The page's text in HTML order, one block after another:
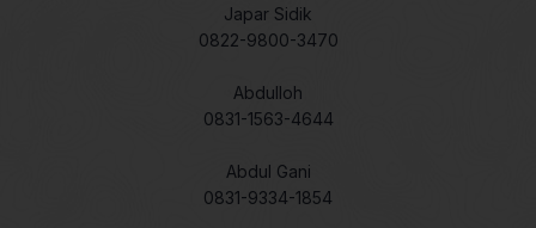
Japar Sidik
0822-9800-3470
Abdulloh
0831-1563-4644
Abdul Gani
0831-9334-1854